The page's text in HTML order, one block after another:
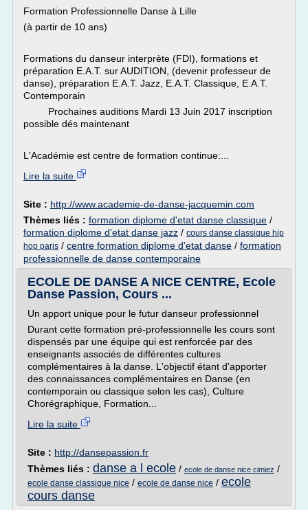
Formation Professionnelle Danse à Lille
(à partir de 10 ans)
Formations du danseur interprète (FDI), formations et
préparation E.A.T. sur AUDITION, (devenir professeur de
danse), préparation E.A.T. Jazz, E.A.T. Classique, E.A.T.
Contemporain
Prochaines auditions Mardi 13 Juin 2017 inscription
possible dés maintenant
L'Académie est centre de formation continue:...
Lire la suite
Site : http://www.academie-de-danse-jacquemin.com
Thèmes liés : formation diplome d'etat danse classique /
formation diplome d'etat danse jazz / cours danse classique hip
hop paris / centre formation diplome d'etat danse / formation
professionnelle de danse contemporaine
ECOLE DE DANSE A NICE CENTRE, Ecole
Danse Passion, Cours ...
Un apport unique pour le futur danseur professionnel
Durant cette formation pré-professionnelle les cours sont
dispensés par une équipe qui est renforcée par des
enseignants associés de différentes cultures
complémentaires à la danse. L'objectif étant d'apporter
des connaissances complémentaires en Danse (en
contemporain ou classique selon les cas), Culture
Chorégraphique, Formation...
Lire la suite
Site : http://dansepassion.fr
Thèmes liés : danse a l ecole / ecole de danse nice cimiez /
ecole danse classique nice / ecole de danse nice / ecole
cours danse